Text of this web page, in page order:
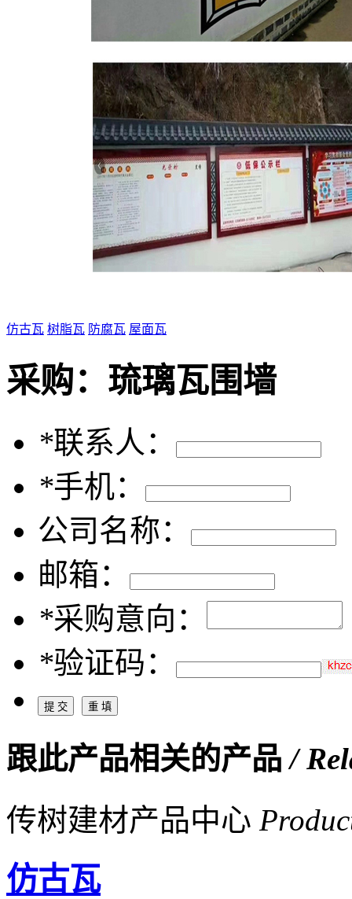
仿古瓦 树脂瓦 防腐瓦 屋面瓦
采购： 琉璃瓦围墙
*联系人：
*手机：
公司名称：
邮箱：
*采购意向：
*验证码：
跟此产品相关的产品/
传树建材产品中心
仿古瓦